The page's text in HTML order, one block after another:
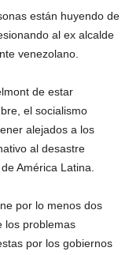
están huyendo de
al ex alcalde
venezolano.
de estar
el socialismo
alejados a los
al desastre
América Latina.
por lo menos dos
los problemas
por los gobiernos